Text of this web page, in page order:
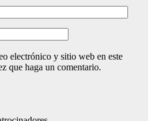
electrónico y sitio web en este
que haga un comentario.